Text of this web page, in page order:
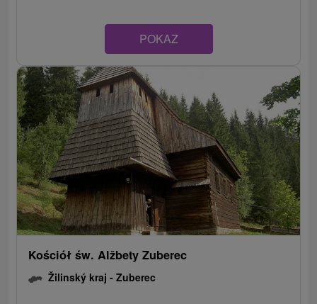
POKAZ
Kościół św. Alžbety Zuberec
Žilinský kraj -Zuberec